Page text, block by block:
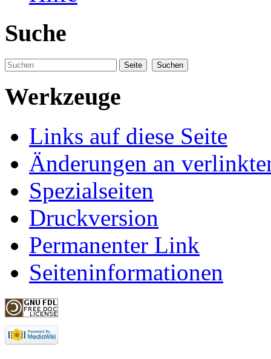
Suche
Werkzeuge
Links auf diese Seite
Änderungen an
Spezialseiten
Druckversion
Permanenter Link
Seiteninformationen